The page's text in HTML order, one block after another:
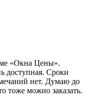
«Окна Цены».
доступная. Сроки
нет. Думаю до
тоже можно заказать.